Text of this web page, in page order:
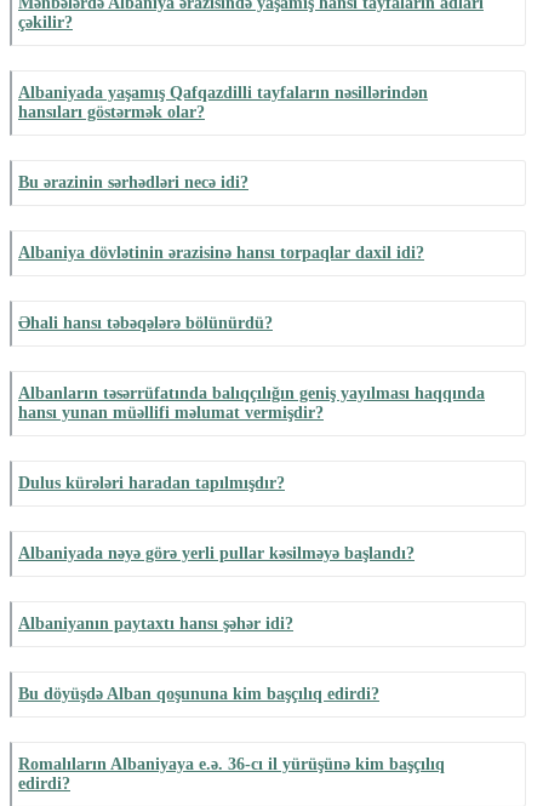
çəkilir?
Albaniyada yaşamış Qafqazdilli tayfaların nəsillərindən
hansıları göstərmək olar?
Bu ərazinin sərhədləri necə idi?
Albaniya dövlətinin ərazisinə hansı torpaqlar daxil idi?
Əhali hansı təbəqələrə bölünürdü?
Albanların təsərrüfatında balıqçılığın geniş yayılması haqqında
hansı yunan müəllifi məlumat vermişdir?
Dulus kürələri haradan tapılmışdır?
Albaniyada nəyə görə yerli pullar kəsilməyə başlandı?
Albaniyanın paytaxtı hansı şəhər idi?
Bu döyüşdə Alban qoşununa kim başçılıq edirdi?
Romalıların Albaniyaya e.ə. 36-cı il yürüşünə kim başçılıq
edirdi?